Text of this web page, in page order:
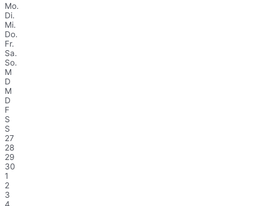
Mo.
Di.
Mi.
Do.
Fr.
Sa.
So.
M
D
M
D
F
S
S
27
28
29
30
1
2
3
4